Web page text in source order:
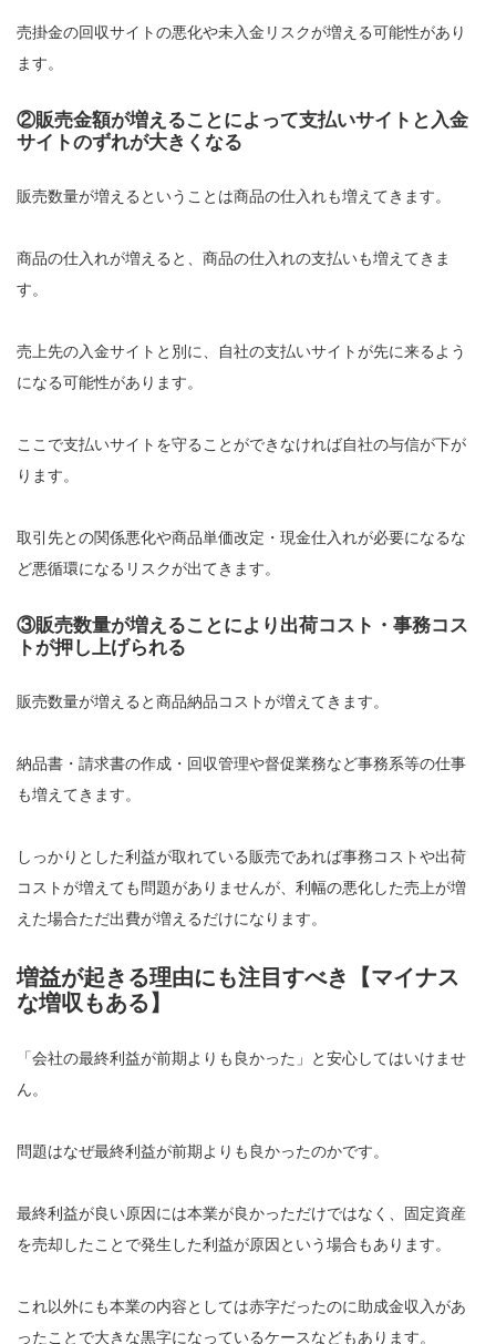
売掛金の回収サイトの悪化や未入金リスクが増える可能性があり
ます。
②販売金額が増えることによって支払いサイトと入金
サイトのずれが大きくなる
販売数量が増えるということは商品の仕入れも増えてきます。
商品の仕入れが増えると、商品の仕入れの支払いも増えてきま
す。
売上先の入金サイトと別に、自社の支払いサイトが先に来るよう
になる可能性があります。
ここで支払いサイトを守ることができなければ自社の与信が下が
ります。
取引先との関係悪化や商品単価改定・現金仕入れが必要になるな
ど悪循環になるリスクが出てきます。
③販売数量が増えることにより出荷コスト・事務コス
トが押し上げられる
販売数量が増えると商品納品コストが増えてきます。
納品書・請求書の作成・回収管理や督促業務など事務系等の仕事
も増えてきます。
しっかりとした利益が取れている販売であれば事務コストや出荷
コストが増えても問題がありませんが、利幅の悪化した売上が増
えた場合ただ出費が増えるだけになります。
増益が起きる理由にも注目すべき【マイナス
な増収もある】
「会社の最終利益が前期よりも良かった」と安心してはいけませ
ん。
問題はなぜ最終利益が前期よりも良かったのかです。
最終利益が良い原因には本業が良かっただけではなく、固定資産
を売却したことで発生した利益が原因という場合もあります。
これ以外にも本業の内容としては赤字だったのに助成金収入があ
ったことで大きな黒字になっているケースなどもあります。